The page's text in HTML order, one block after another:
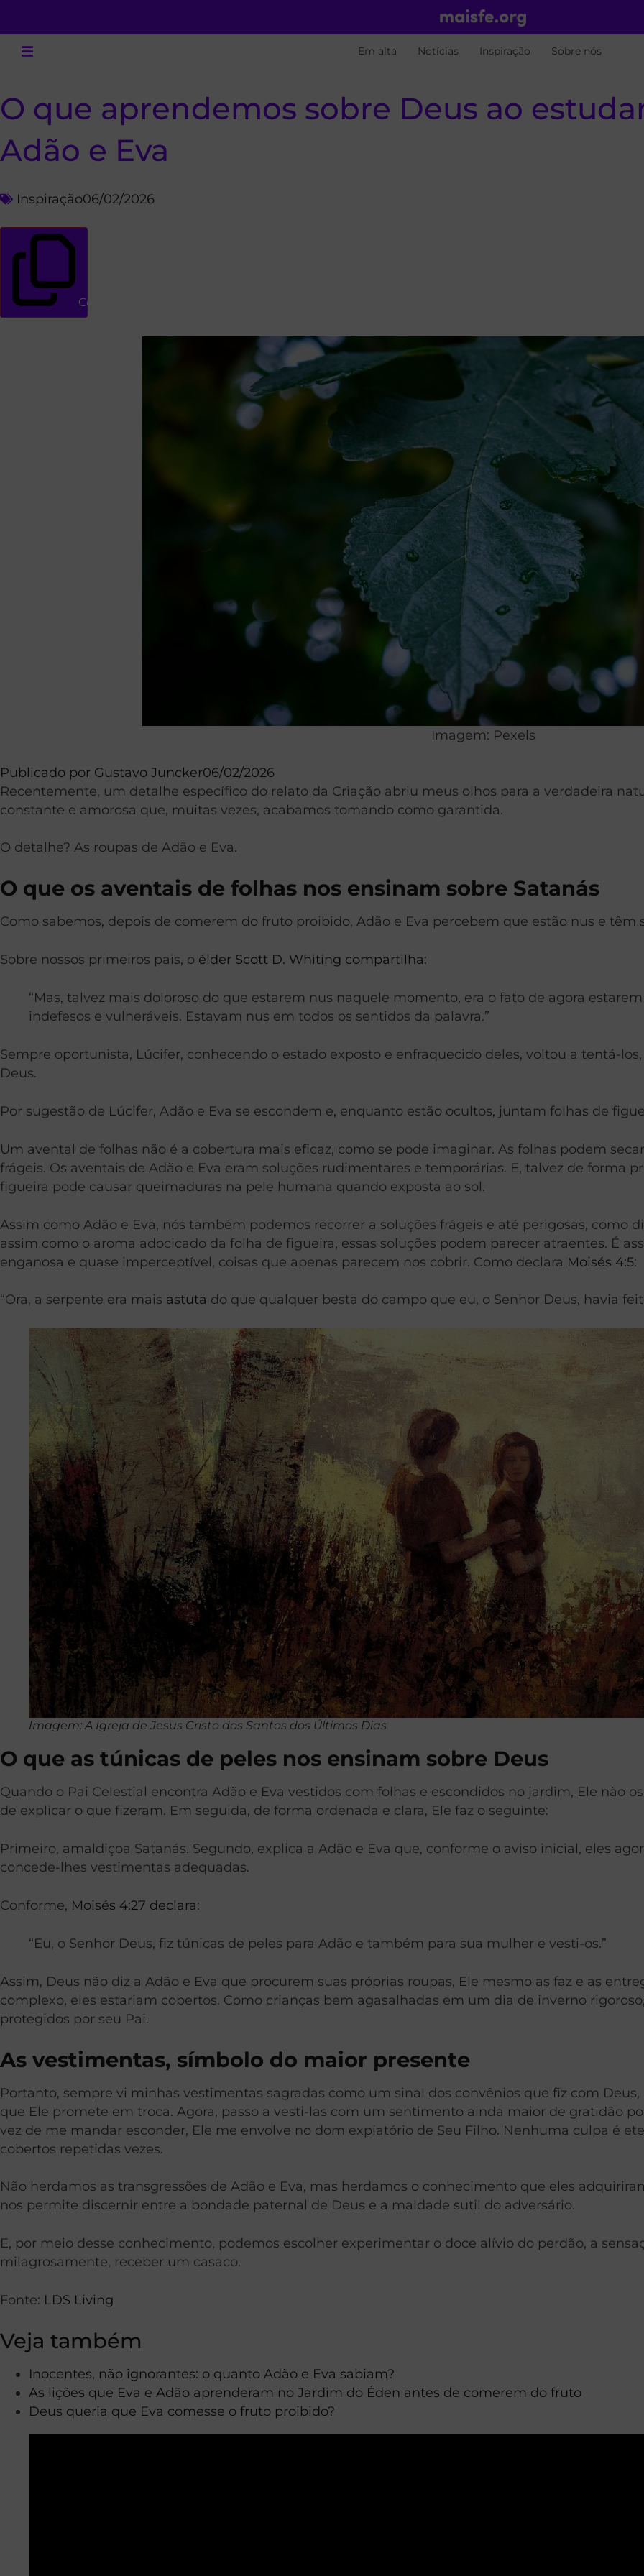
Em alta Notícias Inspiração Sobre nós
O que aprendemos sobre Deus ao
Adão e Eva
Inspiração06/02/2026
Copiar link
Imagem: Pexels
Publicado por Gustavo Juncker06/02/2026
Recentemente, um detalhe específico do relato da Criação abriu meus olhos para a verdadeira
constante e amorosa que, muitas vezes, acabamos tomando como garantida.
O detalhe? As roupas de Adão e Eva.
O que os aventais de folhas nos ensinam sobre Satanás
Como sabemos, depois de comerem do fruto proibido, Adão e Eva percebem que estão nus e têm
Sobre nossos primeiros pais, o élder Scott D. Whiting compartilha:
“Mas, talvez mais doloroso do que estarem nus naquele momento, era o fato de agora
indefesos e vulneráveis. Estavam nus em todos os sentidos da palavra.”
Sempre oportunista, Lúcifer, conhecendo o estado exposto e enfraquecido deles, voltou a tentá-
Deus.
Por sugestão de Lúcifer, Adão e Eva se escondem e, enquanto estão ocultos, juntam folhas de
Um avental de folhas não é a cobertura mais eficaz, como se pode imaginar. As folhas podem
frágeis. Os aventais de Adão e Eva eram soluções rudimentares e temporárias. E, talvez de forma
figueira pode causar queimaduras na pele humana quando exposta ao sol.
Assim como Adão e Eva, nós também podemos recorrer a soluções frágeis e até perigosas, como
assim como o aroma adocicado da folha de figueira, essas soluções podem parecer atraentes. É
enganosa e quase imperceptível, coisas que apenas parecem nos cobrir. Como declara Moisés 4:5:
“Ora, a serpente era mais astuta do que qualquer besta do campo que eu, o Senhor Deus, havia
Imagem: A Igreja de Jesus Cristo dos Santos dos Últimos Dias
O que as túnicas de peles nos ensinam sobre Deus
Quando o Pai Celestial encontra Adão e Eva vestidos com folhas e escondidos no jardim, Ele não
de explicar o que fizeram. Em seguida, de forma ordenada e clara, Ele faz o seguinte:
Primeiro, amaldiçoa Satanás. Segundo, explica a Adão e Eva que, conforme o aviso inicial, eles
concede-lhes vestimentas adequadas.
Conforme, Moisés 4:27 declara:
“Eu, o Senhor Deus, fiz túnicas de peles para Adão e também para sua mulher e vesti-os.”
Assim, Deus não diz a Adão e Eva que procurem suas próprias roupas, Ele mesmo as faz e as
complexo, eles estariam cobertos. Como crianças bem agasalhadas em um dia de inverno
protegidos por seu Pai.
As vestimentas, símbolo do maior presente
Portanto, sempre vi minhas vestimentas sagradas como um sinal dos convênios que fiz com
que Ele promete em troca. Agora, passo a vesti-las com um sentimento ainda maior de gratidão
vez de me mandar esconder, Ele me envolve no dom expiatório de Seu Filho. Nenhuma culpa é
cobertos repetidas vezes.
Não herdamos as transgressões de Adão e Eva, mas herdamos o conhecimento que eles
nos permite discernir entre a bondade paternal de Deus e a maldade sutil do adversário.
E, por meio desse conhecimento, podemos escolher experimentar o doce alívio do perdão, a
milagrosamente, receber um casaco.
Fonte: LDS Living
Veja também
Inocentes, não ignorantes: o quanto Adão e Eva sabiam?
As lições que Eva e Adão aprenderam no Jardim do Éden antes de comerem do fruto
Deus queria que Eva comesse o fruto proibido?